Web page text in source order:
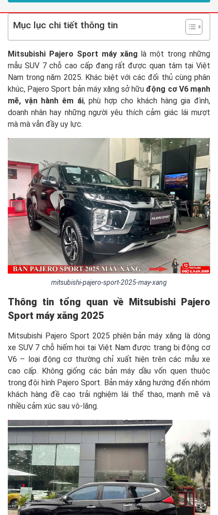
Mục lục chi tiết thông tin
Mitsubishi Pajero Sport máy xăng là một trong những
mẫu SUV 7 chỗ cao cấp đang rất được quan tâm tại Việt
Nam trong năm 2025. Khác biệt với các đối thủ cùng phân
khúc, Pajero Sport bản máy xăng sở hữu động cơ V6 mạnh
mẽ, vận hành êm ái, phù hợp cho khách hàng gia đình,
doanh nhân hay những người yêu thích cảm giác lái mượt
mà mà vẫn đầy uy lực.
mitsubishi-pajero-sport-2025-may-xang
Thông tin tổng quan về Mitsubishi Pajero
Sport máy xăng 2025
Mitsubishi Pajero Sport 2025 phiên bản máy xăng là dòng
xe SUV 7 chỗ hiếm hoi tại Việt Nam được trang bị động cơ
V6 – loại động cơ thường chỉ xuất hiện trên các mẫu xe
cao cấp. Không giống các bản máy dầu vốn quen thuộc
trong đội hình Pajero Sport. Bản máy xăng hướng đến nhóm
khách hàng đề cao trải nghiệm lái thể thao, mạnh mẽ và
nhiều cảm xúc sau vô-lăng.